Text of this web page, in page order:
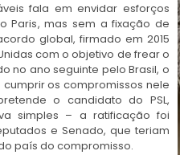
fala em envidar esforços
Paris, mas sem a fixação de
global, firmado em 2015
com o objetivo de frear o
no ano seguinte pelo Brasil, o
os compromissos nele
o candidato do PSL,
simples – a ratificação foi
e Senado, que teriam
país do compromisso.